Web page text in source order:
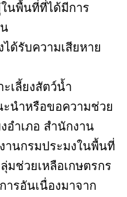
ในพื้นที่ที่ได้มีการ
ด้รับความเสียหาย
เลี้ยงสัตว์น้ำ
นำหรือขอความช่วย
อำเภอ สำนักงาน
านกรมประมงในพื้นที่
มช่วยเหลือเกษตรกร
ารอันเนื่องมาจาก